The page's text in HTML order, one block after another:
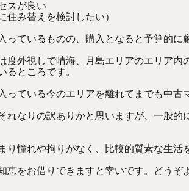
スが良い
住み替えを検討したい）
っているものの、購入となると予算的に
度外視しで晴海、月島エリ アのエリア内
るところです。
っている今のエリアを離れてまでも中古
れなりの訳ありかと思いま すが、一般的
り憧れや拘りがなく、比較的質素な生活
恵をお借りできますと幸いです。どうぞ